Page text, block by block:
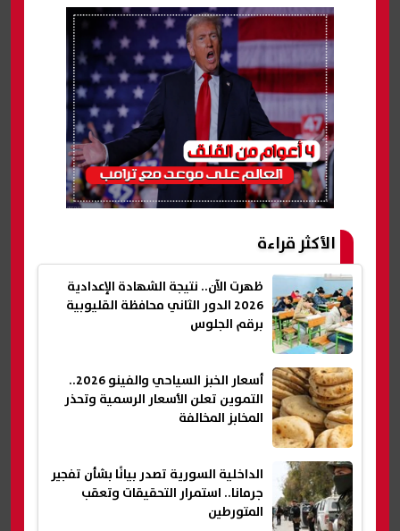
الأكثر قراءة
ظهرت الآن.. نتيجة الشهادة الإعدادية
2026 الدور الثاني محافظة القليوبية
برقم الجلوس
أسعار الخبز السياحي والفينو 2026..
التموين تعلن الأسعار الرسمية وتحذر
المخابز المخالفة
الداخلية السورية تصدر بيانًا بشأن تفجير
جرمانا.. استمرار التحقيقات وتعقب
المتورطين